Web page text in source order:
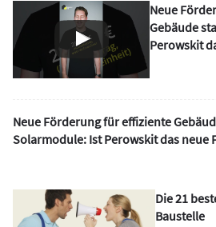
Neue
Gebäude
Perowskit
Neue Förderung für effiziente
Solarmodule: Ist Perowskit das neue
Die 21
Baustelle